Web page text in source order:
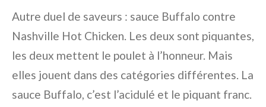
Autre duel de saveurs : sauce Buffalo contre
Nashville Hot Chicken. Les deux sont piquantes,
les deux mettent le poulet à l’honneur. Mais
elles jouent dans des catégories différentes. La
sauce Buffalo, c’est l’acidulé et le piquant franc.